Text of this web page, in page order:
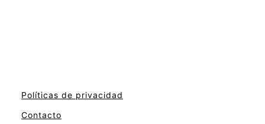
Políticas de privacidad
Contacto